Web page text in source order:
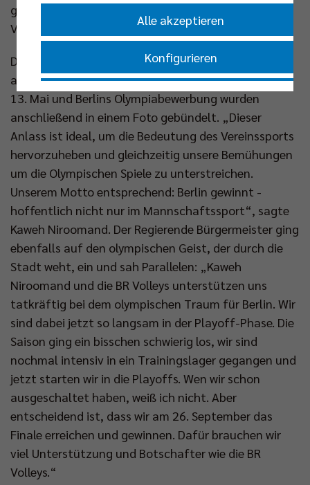
ganz einfach: Da müsste nur einmal Berlin Recycling
Volleys stehen.“
Die Meisterschaft der BR Volleys, der vom DOSB
ausgerufene Trikottag zur Vereinssichtbarkeit am
13. Mai und Berlins Olympiabewerbung wurden
anschließend in einem Foto gebündelt. „Dieser
Anlass ist ideal, um die Bedeutung des Vereinssports
hervorzuheben und gleichzeitig unsere Bemühungen
um die Olympischen Spiele zu unterstreichen.
Unserem Motto entsprechend: Berlin gewinnt -
hoffentlich nicht nur im Mannschaftssport“, sagte
Kaweh Niroomand. Der Regierende Bürgermeister ging
ebenfalls auf den olympischen Geist, der durch die
Stadt weht, ein und sah Parallelen: „Kaweh
Niroomand und die BR Volleys unterstützen uns
tatkräftig bei dem olympischen Traum für Berlin. Wir
sind dabei jetzt so langsam in der Playoff-Phase. Die
Saison ging ein bisschen schwierig los, wir sind
nochmal intensiv in ein Trainingslager gegangen und
jetzt starten wir in die Playoffs. Wen wir schon
ausgeschaltet haben, weiß ich nicht. Aber
entscheidend ist, dass wir am 26. September das
Finale erreichen und gewinnen. Dafür brauchen wir
viel Unterstützung und Botschafter wie die BR
Volleys.“
Alle akzeptieren
Konfigurieren
Nur essenzielle Cookies akzeptieren
Impressum|Datenschutzerklärung